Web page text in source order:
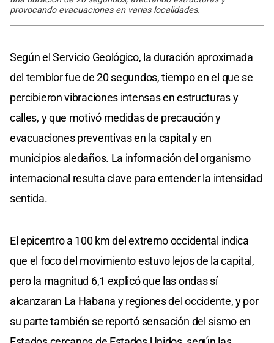
provocando evacuaciones en varias localidades.
Según el Servicio Geológico, la duración aproximada
del temblor fue de 20 segundos, tiempo en el que se
percibieron vibraciones intensas en estructuras y
calles, y que motivó medidas de precaución y
evacuaciones preventivas en la capital y en
municipios aledaños. La información del organismo
internacional resulta clave para entender la intensidad
sentida.
El epicentro a 100 km del extremo occidental indica
que el foco del movimiento estuvo lejos de la capital,
pero la magnitud 6,1 explicó que las ondas sí
alcanzaran La Habana y regiones del occidente, y por
su parte también se reportó sensación del sismo en